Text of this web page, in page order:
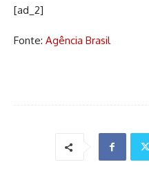
[ad_2]
Fonte: Agência Brasil